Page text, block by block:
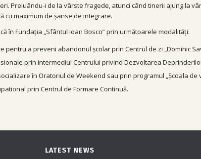
Preluându-i de la vârste fragede, atunci când tinerii ajung la
cu maximum de șanse de integrare.
în Fundația „Sfântul Ioan Bosco” prin următoarele modalități:
a preveni abandonul școlar prin Centrul de zi „Dominic
prin intermediul Centrului privind Dezvoltarea
în Oratoriul de Weekend sau prin programul „Școala de
prin Centrul de Formare Continuă.
LATEST NEWS